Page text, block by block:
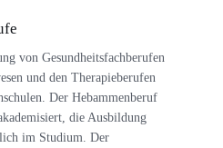
von Gesundheitsfachberufen
und den Therapieberufen
Der Hebammenberuf
die Ausbildung
im Studium. Der